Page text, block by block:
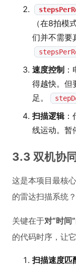
（在8拍模
们并不需要
速度控制
得越快。但
足。
扫描逻辑：
线运动。暂
3.3 双机协
这是本项目最核
的雷达扫描系统？
关键在于对“时间
的代码时序，让
扫描速度匹